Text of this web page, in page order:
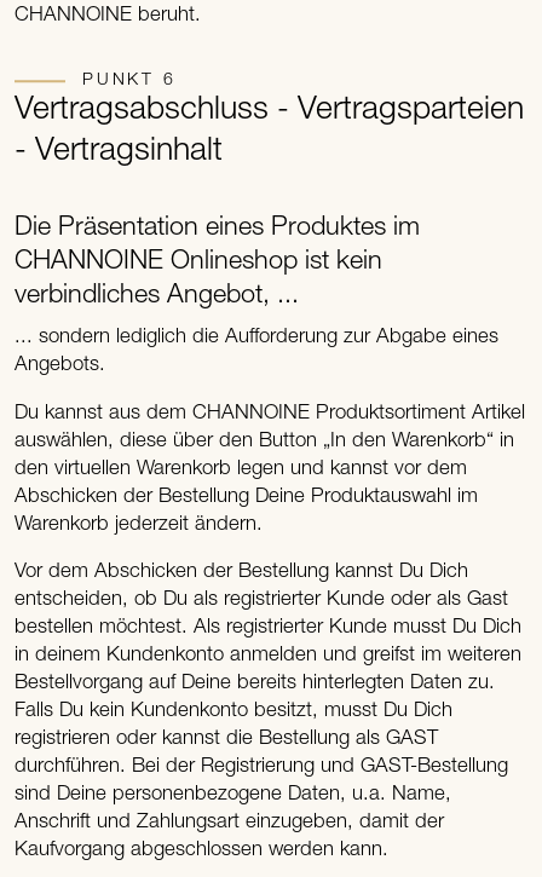
CHANNOINE beruht.
PUNKT 6
Vertragsabschluss - Vertragsparteien
- Vertragsinhalt
Die Präsentation eines Produktes im
CHANNOINE Onlineshop ist kein
verbindliches Angebot, ...
... sondern lediglich die Aufforderung zur Abgabe eines
Angebots.
Du kannst aus dem CHANNOINE Produktsortiment Artikel
auswählen, diese über den Button „In den Warenkorb“ in
den virtuellen Warenkorb legen und kannst vor dem
Abschicken der Bestellung Deine Produktauswahl im
Warenkorb jederzeit ändern.
Vor dem Abschicken der Bestellung kannst Du Dich
entscheiden, ob Du als registrierter Kunde oder als Gast
bestellen möchtest. Als registrierter Kunde musst Du Dich
in deinem Kundenkonto anmelden und greifst im weiteren
Bestellvorgang auf Deine bereits hinterlegten Daten zu.
Falls Du kein Kundenkonto besitzt, musst Du Dich
registrieren oder kannst die Bestellung als GAST
durchführen. Bei der Registrierung und GAST-Bestellung
sind Deine personenbezogene Daten, u.a. Name,
Anschrift und Zahlungsart einzugeben, damit der
Kaufvorgang abgeschlossen werden kann.